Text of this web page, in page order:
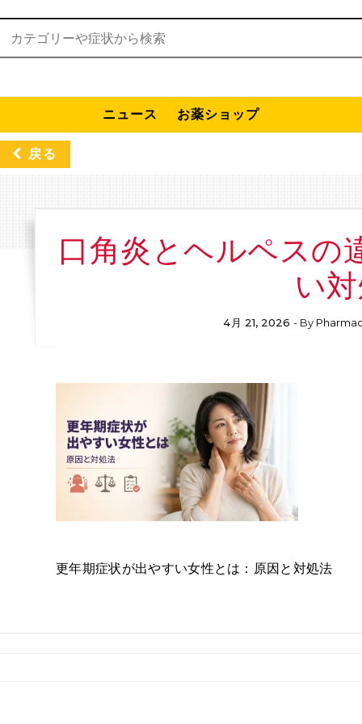
索:
ニュース お薬ショップ
戻る
口角炎とヘルペスの
い
4月 21, 2026 - By
更年期症状が出やすい女性とは：原因と対処法